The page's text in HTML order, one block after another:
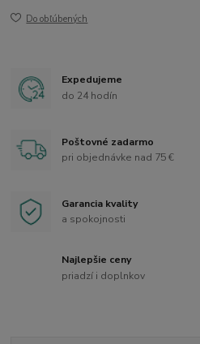
Do obľúbených
Expedujeme
do 24 hodín
Poštovné zadarmo
pri objednávke nad 75 €
Garancia kvality
a spokojnosti
Najlepšie ceny
priadzí i doplnkov